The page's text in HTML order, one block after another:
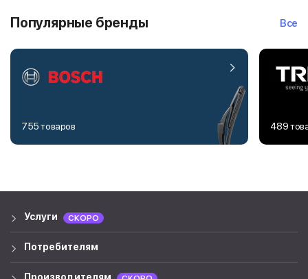
Популярные бренды Все
755 товаров 489
Услуги СКОРО
Потребителям